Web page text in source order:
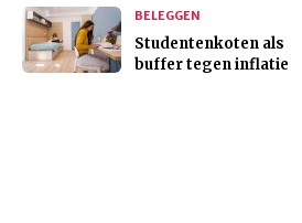
BELEGGEN
Studentenkoten als
buffer tegen inflatie